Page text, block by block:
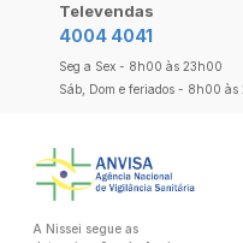
Televendas
4004 4041
Seg a Sex - 8h00 às 23h00
Sáb, Dom e feriados - 8h00
A Nissei segue as